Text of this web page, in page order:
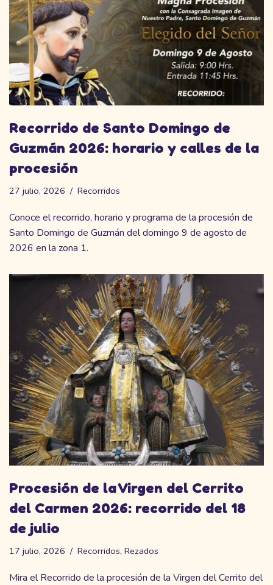
Recorrido de Santo Domingo de
Guzmán 2026: horario y calles de la
procesión
27 julio, 2026 Recorridos
Conoce el recorrido, horario y programa de la procesión de
Santo Domingo de Guzmán del domingo 9 de agosto de
2026 en la zona 1.
Procesión de la Virgen del Cerrito
del Carmen 2026: recorrido del 18
de julio
17 julio, 2026 Recorridos, Rezados
Mira el Recorrido de la procesión de la Virgen del Cerrito del